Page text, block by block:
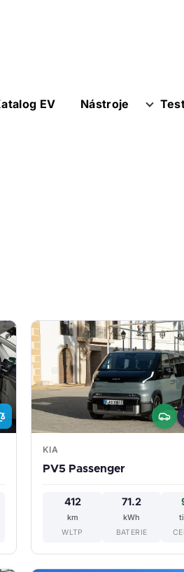
EV Nástroje
KIA
PV5 Passenger
412
km
WLTP
71.2
kWh
BATERIE